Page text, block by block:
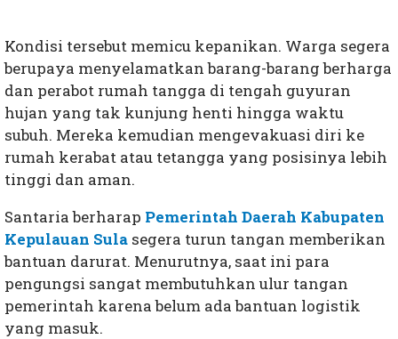
Kondisi tersebut memicu kepanikan. Warga segera
berupaya menyelamatkan barang-barang berharga
dan perabot rumah tangga di tengah guyuran
hujan yang tak kunjung henti hingga waktu
subuh. Mereka kemudian mengevakuasi diri ke
rumah kerabat atau tetangga yang posisinya lebih
tinggi dan aman.
Santaria berharap Pemerintah Daerah Kabupaten
Kepulauan Sula segera turun tangan memberikan
bantuan darurat. Menurutnya, saat ini para
pengungsi sangat membutuhkan ulur tangan
pemerintah karena belum ada bantuan logistik
yang masuk.